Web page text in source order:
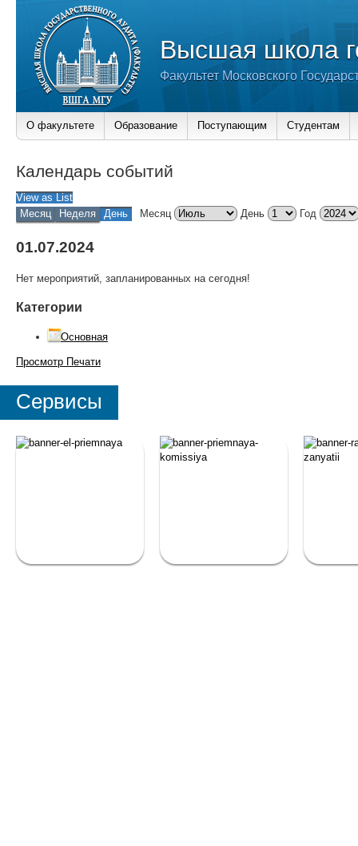
Высшая школа
Факультет Московского
О факультете Образование Поступающим Студентам
Календарь событий
View asList
Месяц
Неделя День Месяц День Год
01.07.2024
Нет мероприятий, запланированных на сегодня!
Категории
Основная
Просмотр Печати
Сервисы